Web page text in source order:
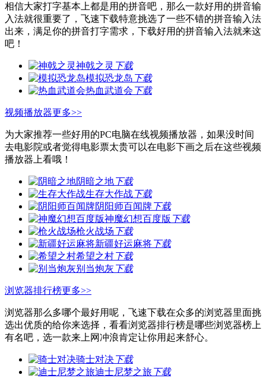
相信大家打字基本上都是用的拼音吧，那么一款好用的拼音输
入法就很重要了，飞速下载特意挑选了一些不错的拼音输入法
出来，满足你的拼音打字需求，下载好用的拼音输入法就来这
吧！
神戟之灵 下载
模拟恐龙岛 下载
热血武道会 下载
视频播放器更多>>
为大家推荐一些好用的PC电脑在线视频播放器，如果没时间
去电影院或者觉得电影票太贵可以在电影下画之后在这些视频
播放器上看哦！
阴暗之地下载
生存大作战下载
阴阳师百闻牌下载
神魔幻想百度版 下载
枪火战场 下载
新疆好运麻将下载
希望之村下载
别当炮灰 下载
浏览器排行榜更多>>
浏览器那么多哪个最好用呢，飞速下载在众多的浏览器里面挑
选出优质的给你来选择，看看浏览器排行榜是哪些浏览器榜上
有名吧，选一款来上网冲浪肯定让你用起来舒心。
骑士对决下载
迪士尼梦之旅 下载